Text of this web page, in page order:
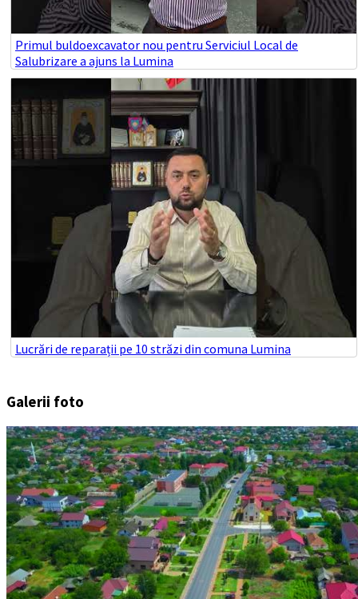
Primul buldoexcavator nou pentru Serviciul Local de
Salubrizare a ajuns la Lumina
Lucrări de reparații pe 10 străzi din comuna Lumina
Galerii foto